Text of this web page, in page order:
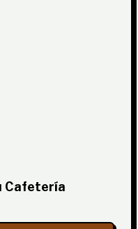
Cafetería